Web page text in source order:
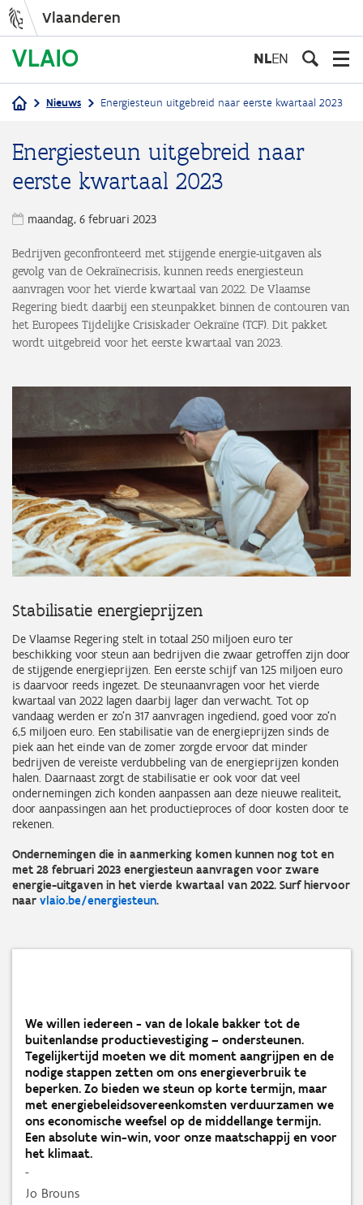
Vlaanderen
NLEN
Nieuws Energiesteun uitgebreid naar eerste kwartaal 2023
Energiesteun uitgebreid naar
eerste kwartaal 2023
maandag, 6 februari 2023
Bedrijven geconfronteerd met stijgende energie-uitgaven als
gevolg van de Oekraïnecrisis, kunnen reeds energiesteun
aanvragen voor het vierde kwartaal van 2022. De Vlaamse
Regering biedt daarbij een steunpakket binnen de contouren van
het Europees Tijdelijke Crisiskader Oekraïne (TCF). Dit pakket
wordt uitgebreid voor het eerste kwartaal van 2023.
Stabilisatie energieprijzen
De Vlaamse Regering stelt in totaal 250 miljoen euro ter
beschikking voor steun aan bedrijven die zwaar getroffen zijn door
de stijgende energieprijzen. Een eerste schijf van 125 miljoen euro
is daarvoor reeds ingezet. De steunaanvragen voor het vierde
kwartaal van 2022 lagen daarbij lager dan verwacht. Tot op
vandaag werden er zo’n 317 aanvragen ingediend, goed voor zo'n
6,5 miljoen euro. Een stabilisatie van de energieprijzen sinds de
piek aan het einde van de zomer zorgde ervoor dat minder
bedrijven de vereiste verdubbeling van de energieprijzen konden
halen. Daarnaast zorgt de stabilisatie er ook voor dat veel
ondernemingen zich konden aanpassen aan deze nieuwe realiteit,
door aanpassingen aan het productieproces of door kosten door te
rekenen.
Ondernemingen die in aanmerking komen kunnen nog tot en
met 28 februari 2023 energiesteun aanvragen voor zware
energie-uitgaven in het vierde kwartaal van 2022. Surf hiervoor
naar vlaio.be/energiesteun.
We willen iedereen - van de lokale bakker tot de
buitenlandse productievestiging – ondersteunen.
Tegelijkertijd moeten we dit moment aangrijpen en de
nodige stappen zetten om ons energieverbruik te
beperken. Zo bieden we steun op korte termijn, maar
met energiebeleidsovereenkomsten verduurzamen we
ons economische weefsel op de middellange termijn.
Een absolute win-win, voor onze maatschappij en voor
het klimaat.
-
Jo Brouns